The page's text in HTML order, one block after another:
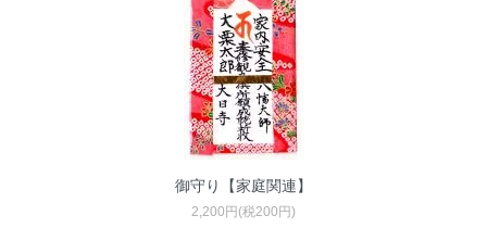
御守り【家庭関連】
2,200円(税200円)